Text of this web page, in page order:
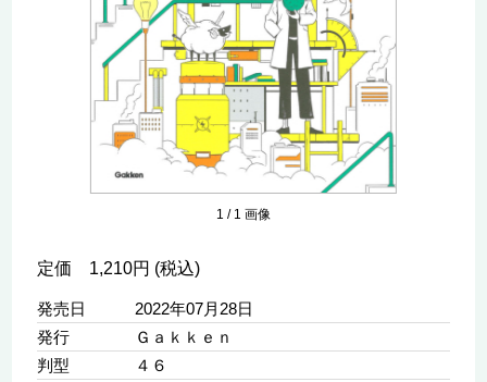
1 / 1 画像
定価 1,210円 (税込)
発売日
2022年07月28日
発行
Ｇａｋｋｅｎ
判型
４６